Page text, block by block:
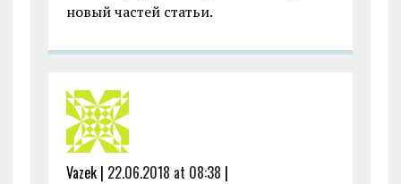
новый частей статьи.
Vazek | 22.06.2018 at 08:38 |